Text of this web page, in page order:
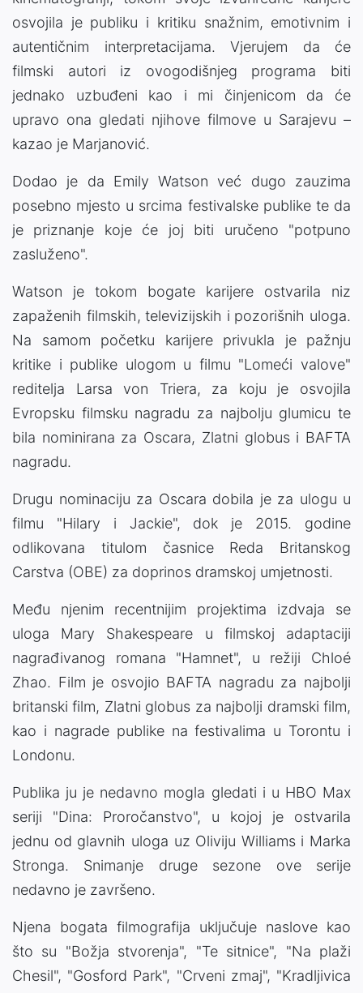
osvojila je publiku i kritiku snažnim, emotivnim i
autentičnim interpretacijama. Vjerujem da će
filmski autori iz ovogodišnjeg programa biti
jednako uzbuđeni kao i mi činjenicom da će
upravo ona gledati njihove filmove u Sarajevu –
kazao je Marjanović.
Dodao je da Emily Watson već dugo zauzima
posebno mjesto u srcima festivalske publike te da
je priznanje koje će joj biti uručeno "potpuno
zasluženo".
Watson je tokom bogate karijere ostvarila niz
zapaženih filmskih, televizijskih i pozorišnih uloga.
Na samom početku karijere privukla je pažnju
kritike i publike ulogom u filmu "Lomeći valove"
reditelja Larsa von Triera, za koju je osvojila
Evropsku filmsku nagradu za najbolju glumicu te
bila nominirana za Oscara, Zlatni globus i BAFTA
nagradu.
Drugu nominaciju za Oscara dobila je za ulogu u
filmu "Hilary i Jackie", dok je 2015. godine
odlikovana titulom časnice Reda Britanskog
Carstva (OBE) za doprinos dramskoj umjetnosti.
Među njenim recentnijim projektima izdvaja se
uloga Mary Shakespeare u filmskoj adaptaciji
nagrađivanog romana "Hamnet", u režiji Chloé
Zhao. Film je osvojio BAFTA nagradu za najbolji
britanski film, Zlatni globus za najbolji dramski film,
kao i nagrade publike na festivalima u Torontu i
Londonu.
Publika ju je nedavno mogla gledati i u HBO Max
seriji "Dina: Proročanstvo", u kojoj je ostvarila
jednu od glavnih uloga uz Oliviju Williams i Marka
Stronga. Snimanje druge sezone ove serije
nedavno je završeno.
Njena bogata filmografija uključuje naslove kao
što su "Božja stvorenja", "Te sitnice", "Na plaži
Chesil", "Gosford Park", "Crveni zmaj", "Kradljivica